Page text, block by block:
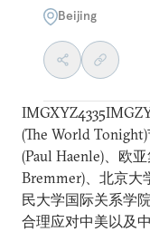
Beijing
(The World
(Paul Haenle)、欧
Bremmer)、北京大
民大学国际关系学
合理应对中美以及